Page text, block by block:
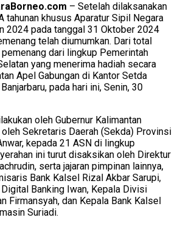
– Setelah dilaksanakan
tahunan khusus Aparatur Sipil Negara
2024 pada tanggal 31 Oktober 2024
telah diumumkan. Dari total
dari lingkup Pemerintah
yang menerima hadiah secara
Apel Gabungan di Kantor Setda
pada hari ini, Senin, 30
oleh Gubernur Kalimantan
Sekretaris Daerah (Sekda) Provinsi
kepada 21 ASN di lingkup
ini turut disaksikan oleh Direktur
serta jajaran pimpinan lainnya,
Bank Kalsel Rizal Akbar Sarupi,
Banking Iwan, Kepala Divisi
Firmansyah, dan Kepala Bank Kalsel
Suriadi.